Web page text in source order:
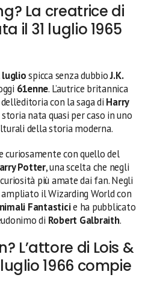
La creatrice di
il 31 luglio 1965
lugliospicca senza dubbioJ.K.
61enne. L’autrice britannica
con la saga di Harry
nata quasi per caso in uno
della storia moderna.
curiosamente con quello del
Potter, una scelta che negli
più amate dai fan. Negli
il Wizarding World con
Fantasticie ha pubblicato
di Robert Galbraith.
L’attore di Lois &
1966 compie